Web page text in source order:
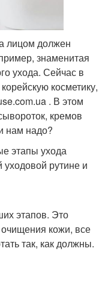
лицом должен
знаменитая
ухода. Сейчас в
косметику,
. В этом
кремов
нам надо?
этапы ухода
рутине и
этапов. Это
кожи, все
так, как должны.